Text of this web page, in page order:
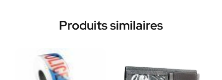
Produits similaires